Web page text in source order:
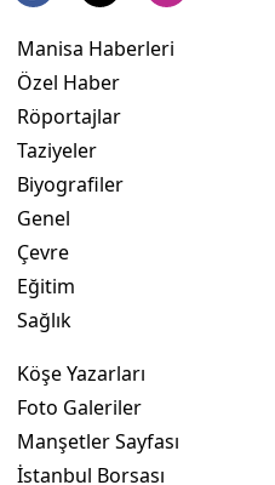
Manisa Haberleri
Özel Haber
Röportajlar
Taziyeler
Biyografiler
Genel
Çevre
Eğitim
Sağlık
Köşe Yazarları
Foto Galeriler
Manşetler Sayfası
İstanbul Borsası